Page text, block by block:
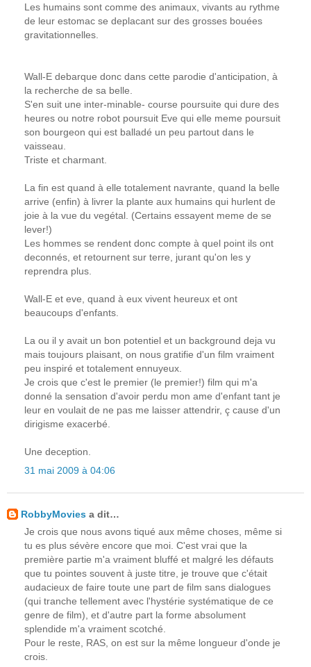
Les humains sont comme des animaux, vivants au rythme
de leur estomac se deplacant sur des grosses bouées
gravitationnelles.
Wall-E debarque donc dans cette parodie d'anticipation, à
la recherche de sa belle.
S'en suit une inter-minable- course poursuite qui dure des
heures ou notre robot poursuit Eve qui elle meme poursuit
son bourgeon qui est balladé un peu partout dans le
vaisseau.
Triste et charmant.
La fin est quand à elle totalement navrante, quand la belle
arrive (enfin) à livrer la plante aux humains qui hurlent de
joie à la vue du vegétal. (Certains essayent meme de se
lever!)
Les hommes se rendent donc compte à quel point ils ont
deconnés, et retournent sur terre, jurant qu'on les y
reprendra plus.
Wall-E et eve, quand à eux vivent heureux et ont
beaucoups d'enfants.
La ou il y avait un bon potentiel et un background deja vu
mais toujours plaisant, on nous gratifie d'un film vraiment
peu inspiré et totalement ennuyeux.
Je crois que c'est le premier (le premier!) film qui m'a
donné la sensation d'avoir perdu mon ame d'enfant tant je
leur en voulait de ne pas me laisser attendrir, ç cause d'un
dirigisme exacerbé.
Une deception.
31 mai 2009 à 04:06
RobbyMovies a dit…
Je crois que nous avons tiqué aux même choses, même si
tu es plus sévère encore que moi. C'est vrai que la
première partie m'a vraiment bluffé et malgré les défauts
que tu pointes souvent à juste titre, je trouve que c'était
audacieux de faire toute une part de film sans dialogues
(qui tranche tellement avec l'hystérie systématique de ce
genre de film), et d'autre part la forme absolument
splendide m'a vraiment scotché.
Pour le reste, RAS, on est sur la même longueur d'onde je
crois.